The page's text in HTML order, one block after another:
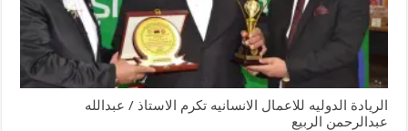
الريادة الدوليه للاعمال الانسانيه تكرم الاستاذ / عبدالله
عبدالرحمن الربيع